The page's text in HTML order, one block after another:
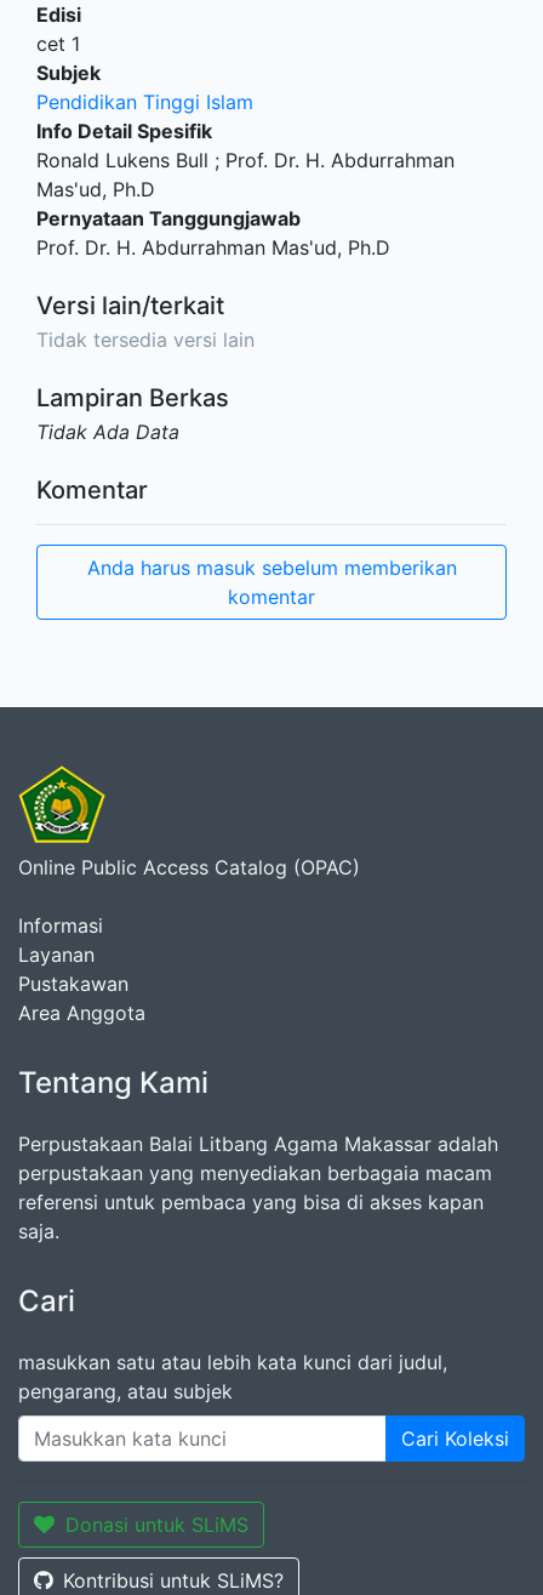
Edisi
cet 1
Subjek
Pendidikan Tinggi Islam
Info Detail Spesifik
Ronald Lukens Bull ; Prof. Dr. H. Abdurrahman
Mas'ud, Ph.D
Pernyataan Tanggungjawab
Prof. Dr. H. Abdurrahman Mas'ud, Ph.D
Versi lain/terkait
Tidak tersedia versi lain
Lampiran Berkas
Tidak Ada Data
Komentar
Anda harus masuk sebelum memberikan
komentar
Online Public Access Catalog (OPAC)
Informasi
Layanan
Pustakawan
Area Anggota
Tentang Kami
Perpustakaan Balai Litbang Agama Makassar adalah
perpustakaan yang menyediakan berbagaia macam
referensi untuk pembaca yang bisa di akses kapan
saja.
Cari
masukkan satu atau lebih kata kunci dari judul,
pengarang, atau subjek
Cari Koleksi
Donasi untuk SLiMS
Kontribusi untuk SLiMS?